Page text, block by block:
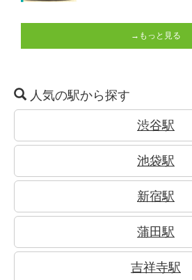
→もっと見る
人気の駅から探す
渋谷駅
池袋駅
新宿駅
蒲田駅
吉祥寺駅